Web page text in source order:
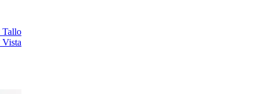
> זרועות למסכי מחשב סדרת Tallo
> זרועות למסכי מחשב סדרת Vista